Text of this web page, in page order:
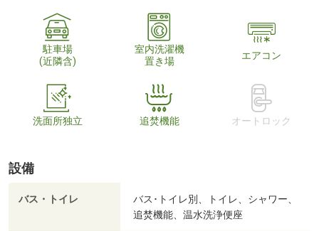
駐車場
(近隣含)
室内洗濯機
置き場
エアコン
洗面所独立 追焚機能 オートロック
設備
バス・トイレ
バス･トイレ別、トイレ、シャワー、
追焚機能、温水洗浄便座